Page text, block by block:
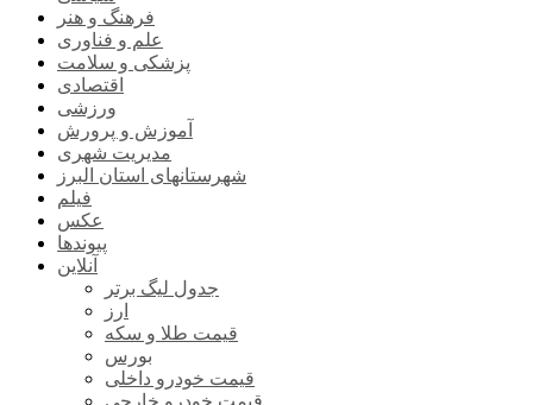
فرهنگ و هنر
علم و فناوری
پزشکی و سلامت
اقتصادی
ورزشی
آموزش و پرورش
مدیریت شهری
شهرستانهای استان البرز
فیلم
عکس
پیوندها
آنلاین
جدول لیگ برتر
ارز
قیمت طلا و سکه
بورس
قیمت خودرو داخلی
قیمت خودرو خارجی